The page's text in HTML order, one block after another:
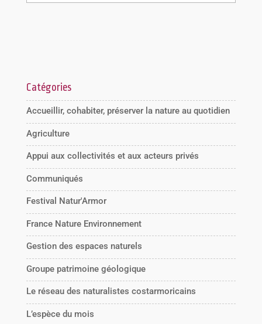
Catégories
Accueillir, cohabiter, préserver la nature au quotidien
Agriculture
Appui aux collectivités et aux acteurs privés
Communiqués
Festival Natur'Armor
France Nature Environnement
Gestion des espaces naturels
Groupe patrimoine géologique
Le réseau des naturalistes costarmoricains
L’espèce du mois